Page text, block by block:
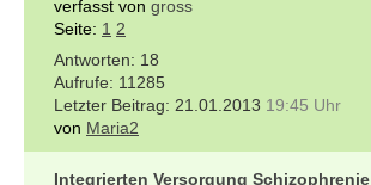
verfasst von gross
Seite: 1 2
18
11285
21.01.2013 19:45 Uhr
von Maria2
Integrierten Versorgung Schizophrenie